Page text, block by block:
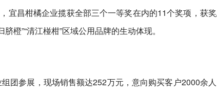
宜昌柑橘企业揽获全部三个一等奖在内的11个奖项，获
橙”“清江椪柑”区域公用品牌的生动体现。
团参展，现场销售额达252万元，意向购买客户2000余人